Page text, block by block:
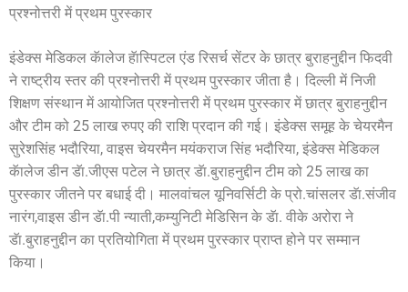
प्रश्नोत्तरी में प्रथम पुरस्कार
इंडेक्स मेडिकल कॅालेज हॅास्पिटल एंड रिसर्च सेंटर के छात्र बुराहनुद्दीन फिदवी
ने राष्ट्रीय स्तर की प्रश्नोत्तरी में प्रथम पुरस्कार जीता है। दिल्ली में निजी
शिक्षण संस्थान में आयोजित प्रश्नोत्तरी में प्रथम पुरस्कार में छात्र बुराहनुद्दीन
और टीम को 25 लाख रुपए की राशि प्रदान की गई। इंडेक्स समूह के चेयरमैन
सुरेशसिंह भदौरिया, वाइस चेयरमैन मयंकराज सिंह भदौरिया, इंडेक्स मेडिकल
कॅालेज डीन डॅा.जीएस पटेल ने छात्र डॅा.बुराहनुद्दीन टीम को 25 लाख का
पुरस्कार जीतने पर बधाई दी। मालवांचल यूनिवर्सिटी के प्रो.चांसलर डॅा.संजीव
नारंग,वाइस डीन डॅा.पी न्याती,कम्युनिटी मेडिसिन के डॅा. वीके अरोरा ने
डॅा.बुराहनुद्दीन का प्रतियोगिता में प्रथम पुरस्कार प्राप्त होने पर सम्मान
किया।